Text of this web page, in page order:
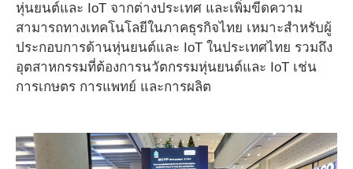
หุ่นยนต์และ IoT จากต่างประเทศ และเพิ่มขีดความ
สามารถทางเทคโนโลยีในภาคธุรกิจไทย เหมาะสำหรับผู้
ประกอบการด้านหุ่นยนต์และ IoT ในประเทศไทย รวมถึง
อุตสาหกรรมที่ต้องการนวัตกรรมหุ่นยนต์และ IoT เช่น
การเกษตร การแพทย์ และการผลิต